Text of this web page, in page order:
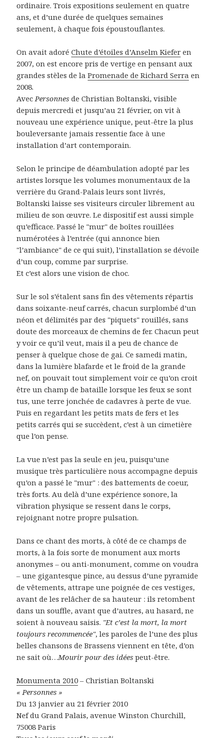
ordinaire. Trois expositions seulement en quatre
ans, et d’une durée de quelques semaines
seulement, à chaque fois époustouflantes.
On avait adoréChute d’étoiles d’Anselm Kiefer en
2007, on est encore pris de vertige en pensant aux
grandes stèles de laPromenade de Richard Serra en
2008.
AvecPersonnes de Christian Boltanski, visible
depuis mercredi et jusqu’au 21 février, on vit à
nouveau une expérience unique, peut-être la plus
bouleversante jamais ressentie face à une
installation d’art contemporain.
Selon le principe de déambulation adopté par les
artistes lorsque les volumes monumentaux de la
verrière du Grand-Palais leurs sont livrés,
Boltanski laisse ses visiteurs circuler librement au
milieu de son œuvre. Le dispositif est aussi simple
qu’efficace. Passé le "mur" de boîtes rouillées
numérotées à l’entrée (qui annonce bien
"l’ambiance" de ce qui suit), l’installation se dévoile
d’un coup, comme par surprise.
Et c’est alors une vision de choc.
Sur le sol s’étalent sans fin des vêtements répartis
dans soixante-neuf carrés, chacun surplombé d’un
néon et délimités par des "piquets" rouillés, sans
doute des morceaux de chemins de fer. Chacun peut
y voir ce qu’il veut, mais il a peu de chance de
penser à quelque chose de gai. Ce samedi matin,
dans la lumière blafarde et le froid de la grande
nef, on pouvait tout simplement voir ce qu’on croit
être un champ de bataille lorsque les feux se sont
tus, une terre jonchée de cadavres à perte de vue.
Puis en regardant les petits mats de fers et les
petits carrés qui se succèdent, c’est à un cimetière
que l’on pense.
La vue n’est pas la seule en jeu, puisqu’une
musique très particulière nous accompagne depuis
qu’on a passé le "mur" : des battements de coeur,
très forts. Au delà d’une expérience sonore, la
vibration physique se ressent dans le corps,
rejoignant notre propre pulsation.
Dans ce chant des morts, à côté de ce champs de
morts, à la fois sorte de monument aux morts
anonymes – ou anti-monument, comme on voudra
– une gigantesque pince, au dessus d’une pyramide
de vêtements, attrape une poignée de ces vestiges,
avant de les relâcher de sa hauteur : ils retombent
dans un souffle, avant que d’autres, au hasard, ne
soient à nouveau saisis. "Et c’est la mort, la mort
toujours recommencée", les paroles de l’une des plus
belles chansons de Brassens viennent en tête, d’on
ne sait où…Mourir pour des idées peut-être.
Monumenta 2010 – Christian Boltanski
« Personnes »
Du 13 janvier au 21 février 2010
Nef du Grand Palais, avenue Winston Churchill,
75008 Paris